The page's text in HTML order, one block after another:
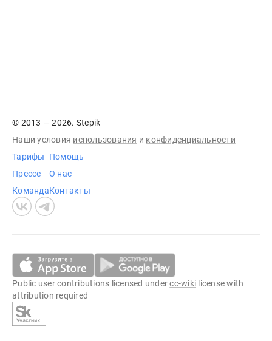
© 2013 — 2026. Stepik
Наши условия использования и конфиденциальности
Тарифы
Прессе
Команда
Помощь
О нас
Контакты
Public user contributions licensed undercc-wiki license with
attribution required